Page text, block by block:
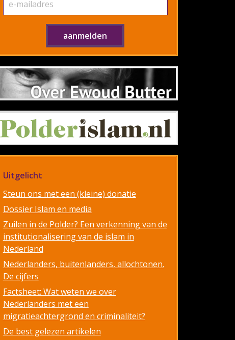
Uitgelicht
Steun ons met een (kleine) donatie
Dossier Islam en media
Zuilen in de Polder? Een verkenning van de
institutionalisering van de islam in
Nederland
Nederlanders, buitenlanders, allochtonen.
De cijfers
Factsheet: Wat weten we over
Nederlanders met een
migratieachtergrond en criminaliteit?
De best gelezen artikelen